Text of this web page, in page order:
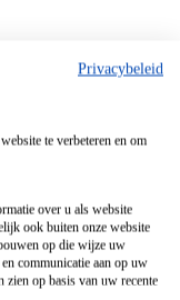
Privacybeleid
te verbeteren en om
over u als website
ook buiten onze website
op die wijze uw
communicatie aan op uw
op basis van uw recente